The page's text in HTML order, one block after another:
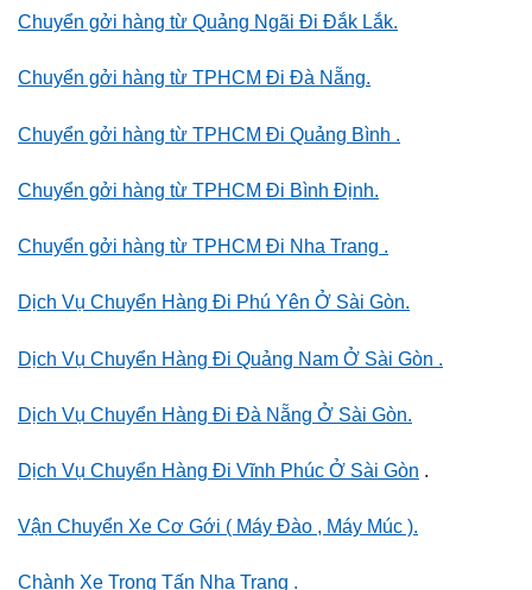
Chuyển gởi hàng từ Quảng Ngãi Đi Đắk Lắk.
Chuyển gởi hàng từ TPHCM Đi Đà Nẵng.
Chuyển gởi hàng từ TPHCM Đi Quảng Bình .
Chuyển gởi hàng từ TPHCM Đi Bình Định.
Chuyển gởi hàng từ TPHCM Đi Nha Trang .
Dịch Vụ Chuyển Hàng Đi Phú Yên Ở Sài Gòn.
Dịch Vụ Chuyển Hàng Đi Quảng Nam Ở Sài Gòn .
Dịch Vụ Chuyển Hàng Đi Đà Nẵng Ở Sài Gòn.
Dịch Vụ Chuyển Hàng Đi Vĩnh Phúc Ở Sài Gòn .
Vận Chuyển Xe Cơ Gới ( Máy Đào , Máy Múc ).
Chành Xe Trọng Tấn Nha Trang .